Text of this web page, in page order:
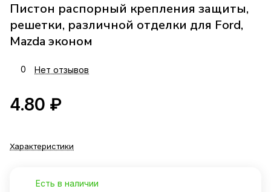
Пистон распорный крепления защиты,
решетки, различной отделки для Ford,
Mazda эконом
0 Нет отзывов
4.80 ₽
Характеристики
Есть в наличии